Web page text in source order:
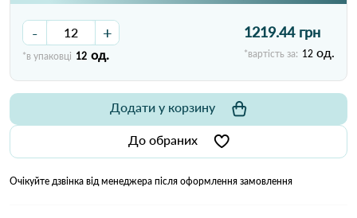
- +
*в упаковці 12 од.
1219.44 грн
*вартість за: 12 од.
До обраних
Додати у корзину
Очікуйте дзвінка від менеджера після оформлення замовлення